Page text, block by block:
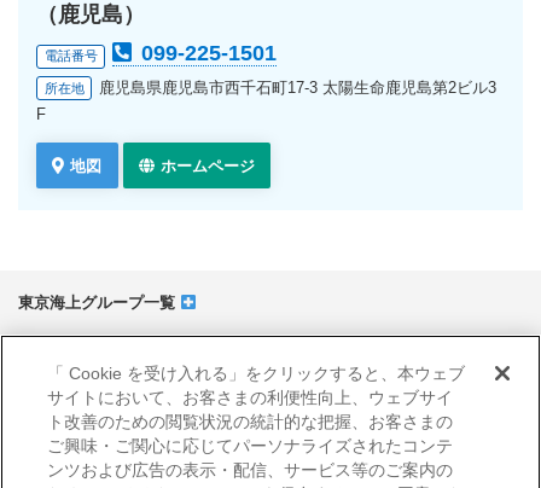
（鹿児島）
電話番号 099-225-1501
所在地
鹿児島県鹿児島市西千石町17-3 太陽生命鹿児島第2ビル3
F
地図 ホームページ
東京海上グループ一覧
サイトマップ
当サイトのご利用にあたって
勧誘方針
プライバシーポリシー（個人情報のお取扱いについて）
「 Cookie を受け入れる」をクリックすると、本ウェブ
サイトにおいて、お客さまの利便性向上、ウェブサイ
ト改善のための閲覧状況の統計的な把握、お客さまの
ご興味・ご関心に応じてパーソナライズされたコンテ
ンツおよび広告の表示・配信、サービス等のご案内の